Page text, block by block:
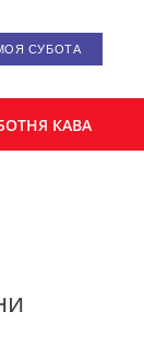
СУБОТА
КАВА